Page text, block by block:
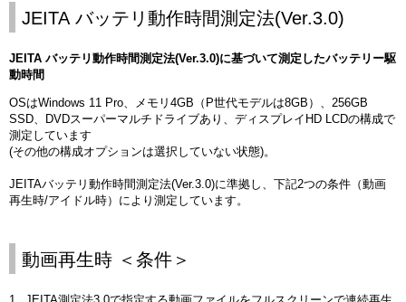
JEITA バッテリ動作時間測定法(Ver.3.0)
JEITA バッテリ動作時間測定法(Ver.3.0)に基づいて測定したバッテリー駆
動時間
OSはWindows 11 Pro、メモリ4GB（P世代モデルは8GB）、256GB
SSD、DVDスーパーマルチドライブあり、ディスプレイHD LCDの構成で
測定しています
(その他の構成オプションは選択していない状態)。
JEITAバッテリ動作時間測定法(Ver.3.0)に準拠し、下記2つの条件（動画
再生時/アイドル時）により測定しています。
動画再生時 ＜条件＞